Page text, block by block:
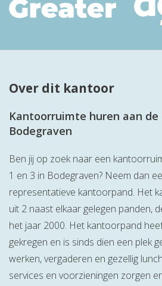
Over dit kantoor
Kantoorruimte huren aan de
Bodegraven
Ben jij op zoek naar een
1 en 3 in Bodegraven? Neem dan
representatieve kantoorpand. Het
uit 2 naast elkaar gelegen panden,
het jaar 2000. Het kantoorpand
gekregen en is sinds dien een plek
werken, vergaderen en gezellig
services en voorzieningen zorgen